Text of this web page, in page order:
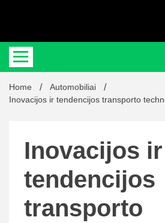
Home
Automobiliai
Inovacijos ir tendencijos transporto
Inovacijos ir
tendencijos
transporto